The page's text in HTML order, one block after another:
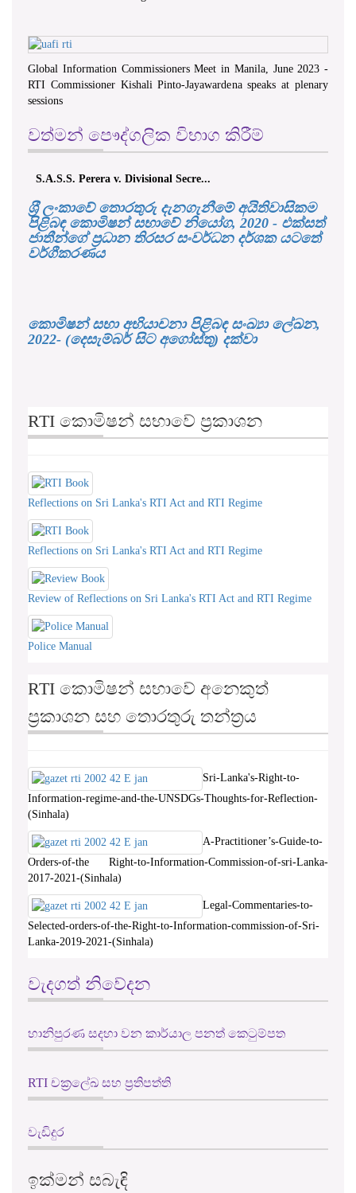
Global Information Commissioners Meet in Manila, June 2023 -
RTI Commissioner Kishali Pinto-Jayawardena speaks at plenary
sessions
වත්මන් පෞද්ගලික විභාග කිරීම්
S.A.S.S. Perera v. Divisional Secre...
ශ‍්‍රී ලංකාවේ තොරතුරු දැනගැනීමේ අයිතිවාසිකම
පිළිබඳ කොමිෂන් සභාවේ නියෝග, 2020 - එක්සත්
ජාතීන්ගේ ප්‍රධාන තිරසර සංවර්ධන දර්ශක යටතේ
වර්ගීකරණය
කොමිෂන් සභා අභියාචනා පිළිබඳ සංඛ්‍යා ලේඛන,
2022- (දෙසැම්බර් සිට අගෝස්තු) දක්වා
RTI කොමිෂන් සභාවේ ප්‍රකාශන
Reflections on Sri Lanka's RTI Act and RTI Regime
Reflections on Sri Lanka's RTI Act and RTI Regime
Review of Reflections on Sri Lanka's RTI Act and RTI Regime
Police Manual
RTI කොමිෂන් සභාවේ අනෙකුත්
ප්‍රකාශන සහ තොරතුරු තන්ත්‍රය
Sri-Lanka's-Right-to-
Information-regime-and-the-UNSDGs-Thoughts-for-Reflection-
(Sinhala)
A-Practitioner’s-Guide-to-
Orders-of-the Right-to-Information-Commission-of-sri-Lanka-
2017-2021-(Sinhala)
Legal-Commentaries-to-
Selected-orders-of-the-Right-to-Information-commission-of-Sri-
Lanka-2019-2021-(Sinhala)
වැදගත් නිවේදන
හානිපුරණ සදහා වන කාර්යාල පනත් කෙටුම්පත
RTI චක්‍රලේඛ සහ ප්‍රතිපත්ති
වැඩිදුර
ඉක්මන් සබැඳි